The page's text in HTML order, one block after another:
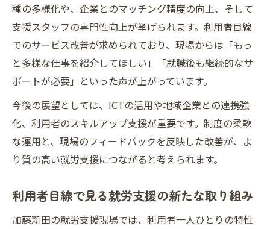
千葉県市川市の就労支援事業に学ぶ視点
千葉県市川市の就労支援事業から得られる
知見
地域に根ざした就労支援の実践例を紹介
市川市の事業所が取り組むサービスの特徴
障害者雇用と就労支援の今後を展望する
利用者と支援者双方に役立つ事業内容
種の多様化や、企業とのマッチング精度の向上、そして
支援スタッフの専門性向上が挙げられます。利用者目線
でのサービス改善が求められており、現場からは「もっ
と多様な仕事を紹介してほしい」「就職後も継続的なサ
ポートが必要」といった声が上がっています。
今後の展望としては、ICTの活用や地域企業との連携強
化、利用者のスキルアップ支援が重要です。制度の柔軟
な運用と、現場のフィードバックを反映した改善が、よ
り質の高い就労支援につながると考えられます。
利用者目線で見る就労支援の新たな取り組み
加藤新田の就労支援現場では、利用者一人ひとりの特性